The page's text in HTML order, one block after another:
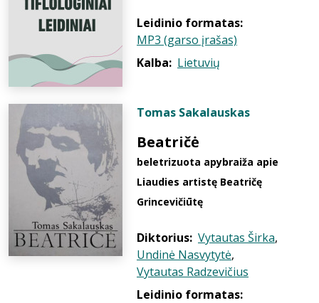
Leidinio formatas:
MP3 (garso įrašas)
Kalba: Lietuvių
Tomas Sakalauskas
Beatričė
beletrizuota apybraiža apie
Liaudies artistę Beatričę
Grincevičiūtę
Diktorius: Vytautas Širka,
Undinė Nasvytytė,
Vytautas Radzevičius
Leidinio formatas: